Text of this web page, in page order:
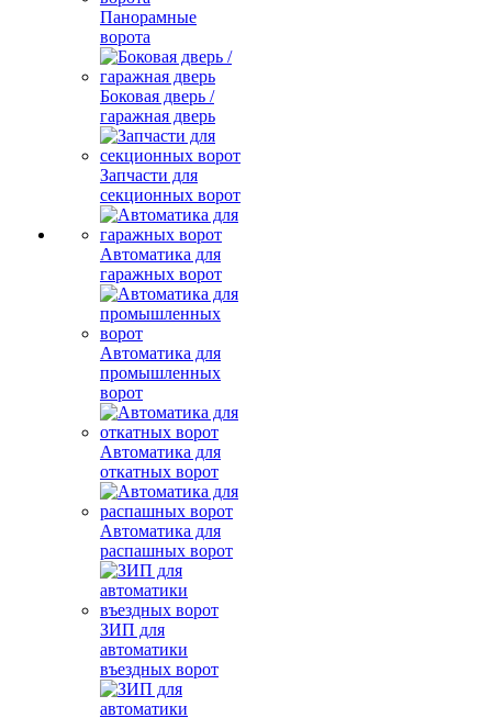
Панорамные
ворота
Боковая дверь /
гаражная дверь
Запчасти для
секционных ворот
Автоматика для
гаражных ворот
Автоматика для
промышленных
ворот
Автоматика для
откатных ворот
Автоматика для
распашных ворот
ЗИП для
автоматики
въездных ворот